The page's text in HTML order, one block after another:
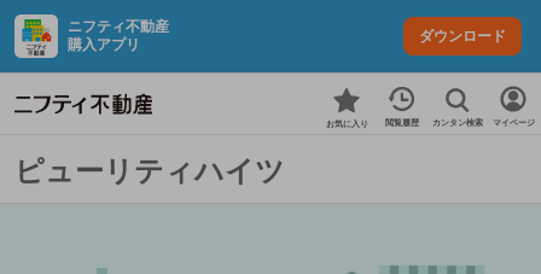
ニフティ不動産
購入アプリ
ダウンロード
お気に入り 閲覧履歴 カンタン検索 マイページ
ピューリティハイツ